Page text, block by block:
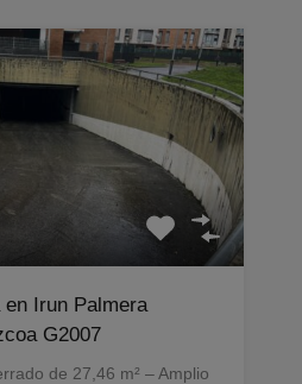
en Irun Palmera
G2007
de 27,46 m² – Amplio